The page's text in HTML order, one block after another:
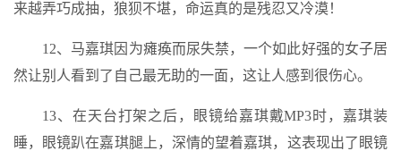
来越弄巧成抽，狼狈不堪，命运真的是残忍又冷漠！
12、马嘉琪因为瘫痪而尿失禁，一个如此好强的女子居
然让别人看到了自己最无助的一面，这让人感到很伤心。
13、在天台打架之后，眼镜给嘉琪戴MP3时，嘉琪装
睡，眼镜趴在嘉琪腿上，深情的望着嘉琪，这表现出了眼镜